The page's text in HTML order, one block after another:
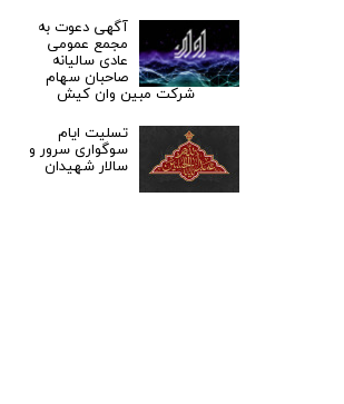
آگهی دعوت به
مجمع عمومی
عادی سالیانه
صاحبان سهام
شرکت مبین وان کیش
تسلیت ایام
سوگواری سرور و
سالار شهیدان